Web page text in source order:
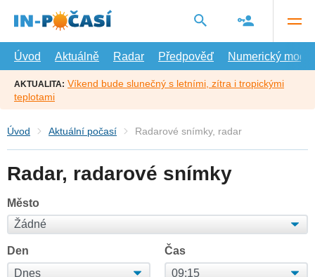
hlavní
Úvod
Aktuálně Radar Předpověď Numerický model
AKTUALITA: Víkend bude slunečný s letními, zítra i tropickými
teplotami
Úvod Aktuální počasí Radarové snímky, radar
Radar, radarové snímky
Město
Den Čas